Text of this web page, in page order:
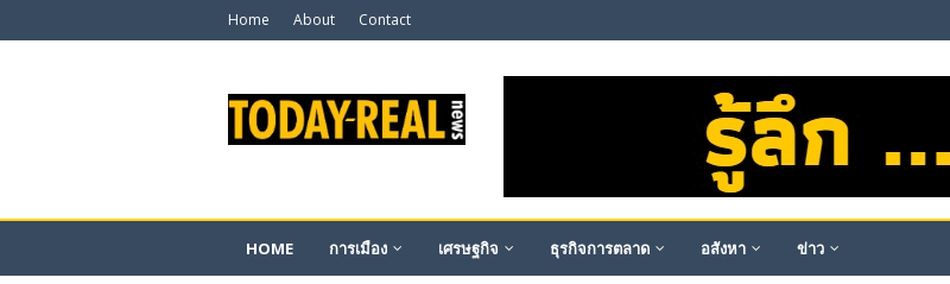
Home About Contact
HOME การเมือง เศรษฐกิจ ธุรกิจการตลาด อสังหา ข่าว